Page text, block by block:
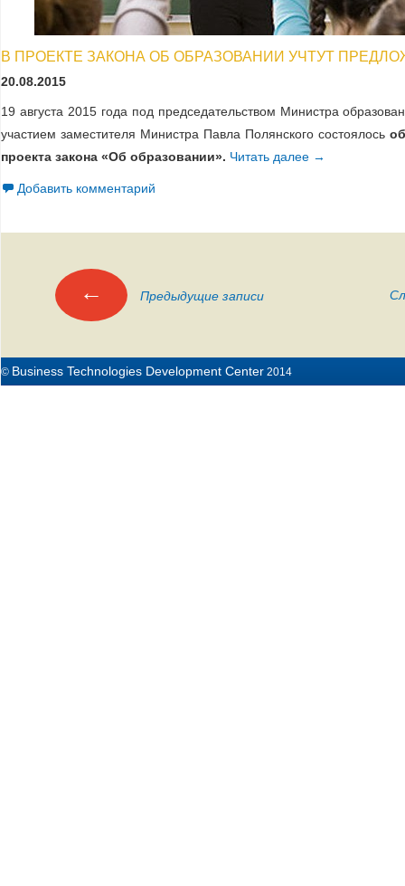
В ПРОЕКТЕ ЗАКОНА ОБ ОБРАЗОВАНИИ УЧТУТ
20.08.2015
19 августа 2015 года под председательством Министра
участием заместителя Министра Павла Полянского состоялось
проекта закона «Об образовании». Читать далее В проекте
→
Добавить комментарий
НАВИГАЦИЯ ПО ЗАПИСЯМ
← Предыдущие записи
© Business Technologies Development Center 2014